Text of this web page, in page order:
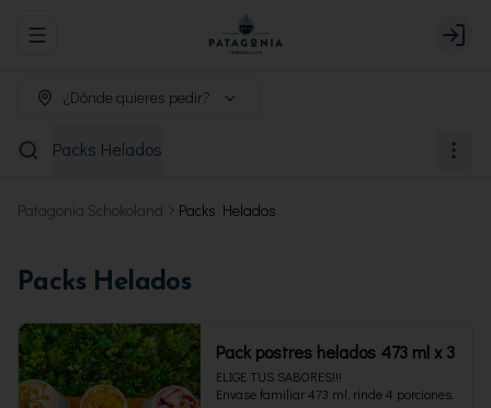
Abrir menu de navegación Login
¿Dónde quieres pedir?
Packs Helados
Patagonia Schokoland Packs Helados
Packs Helados
Pack postres helados 473 ml x 3
ELIGE TUS SABORES!!!
Envase familiar 473 ml, rinde 4 porciones.